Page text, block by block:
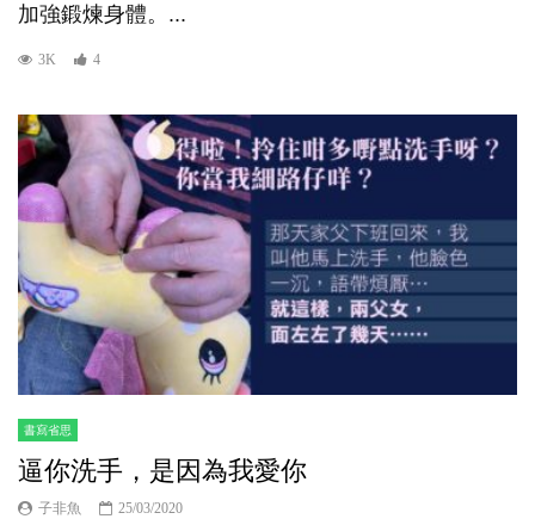
加強鍛煉身體。...
3K 4
書寫省思
逼你洗手，是因為我愛你
子非魚 25/03/2020